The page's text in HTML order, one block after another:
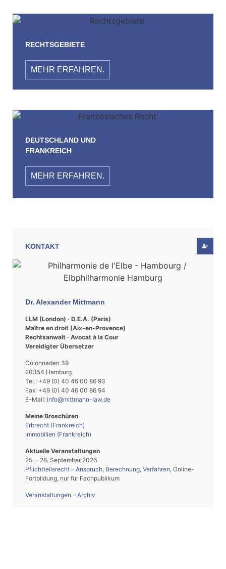
RECHTSGEBIETE
MEHR ERFAHREN.
DEUTSCHLAND UND
FRANKREICH
MEHR ERFAHREN.
KONTAKT
Dr. Alexander Mittmann
LLM (London) · D.E.A. (Paris)
Maître en droit (Aix-en-Provence)
Rechtsanwalt · Avocat à la Cour
Vereidigter Übersetzer
Colonnaden 39
20354 Hamburg
Tel.: +49 (0) 40 46 00 86 93
Fax: +49 (0) 40 46 00 86 94
E-Mail: info@mittmann-law.de
Meine Broschüren
Erbrecht (Frankreich)
Immobilien (Frankreich)
Aktuelle Veranstaltungen
25. – 28. September 2026
Pflichtteilsrecht – Anspruch, Berechnung, Verfahren, Online-
Fortbildung, nur für Fachpublikum
Veranstaltungen – Archiv